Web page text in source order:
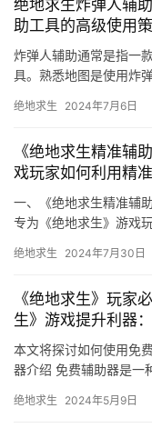
绝地求生炸弹人辅
助工具的高级使用
炸弹人辅助通常是指一
具。熟悉地图是使用炸
绝地求生 2024年7月6日
《绝地求生精准辅
戏玩家如何利用精
一、《绝地求生精准辅
专为《绝地求生》游戏
绝地求生 2024年7月30日
《绝地求生》玩家
生》游戏提升利器
本文将探讨如何使用免
器介绍 免费辅助器是一
绝地求生 2024年5月9日